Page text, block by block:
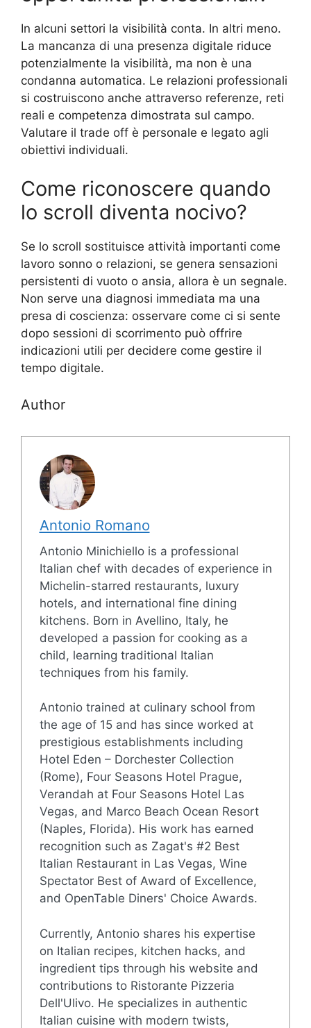
In alcuni settori la visibilità conta. In altri meno.
La mancanza di una presenza digitale riduce
potenzialmente la visibilità, ma non è una
condanna automatica. Le relazioni professionali
si costruiscono anche attraverso referenze, reti
reali e competenza dimostrata sul campo.
Valutare il trade off è personale e legato agli
obiettivi individuali.
Come riconoscere quando
lo scroll diventa nocivo?
Se lo scroll sostituisce attività importanti come
lavoro sonno o relazioni, se genera sensazioni
persistenti di vuoto o ansia, allora è un segnale.
Non serve una diagnosi immediata ma una
presa di coscienza: osservare come ci si sente
dopo sessioni di scorrimento può offrire
indicazioni utili per decidere come gestire il
tempo digitale.
Author
Antonio Romano
Antonio Minichiello is a professional
Italian chef with decades of experience in
Michelin-starred restaurants, luxury
hotels, and international fine dining
kitchens. Born in Avellino, Italy, he
developed a passion for cooking as a
child, learning traditional Italian
techniques from his family.
Antonio trained at culinary school from
the age of 15 and has since worked at
prestigious establishments including
Hotel Eden – Dorchester Collection
(Rome), Four Seasons Hotel Prague,
Verandah at Four Seasons Hotel Las
Vegas, and Marco Beach Ocean Resort
(Naples, Florida). His work has earned
recognition such as Zagat's #2 Best
Italian Restaurant in Las Vegas, Wine
Spectator Best of Award of Excellence,
and OpenTable Diners' Choice Awards.
Currently, Antonio shares his expertise
on Italian recipes, kitchen hacks, and
ingredient tips through his website and
contributions to Ristorante Pizzeria
Dell'Ulivo. He specializes in authentic
Italian cuisine with modern twists,